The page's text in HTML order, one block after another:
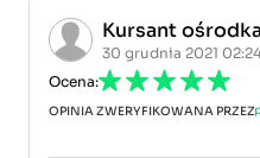
Kursant
30 grudnia 2021
Ocena:
OPINIA ZWERYFIKOWANA PRZEZ